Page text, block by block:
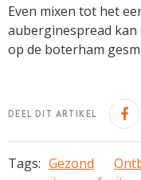
Even mixen tot het
auberginespread kan
op de boterham
DEEL DIT ARTIKEL
Tags: Gezond